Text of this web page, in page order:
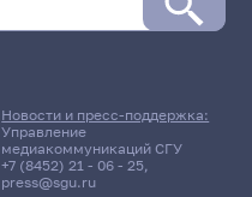
Новости и пресс-поддержка:
Управление
медиакоммуникаций СГУ
+7 (8452) 21 - 06 - 25,
press@sgu.ru